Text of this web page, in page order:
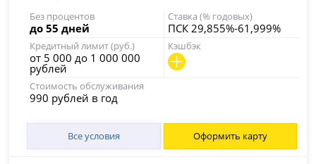
Без процентов
до 55 дней
Ставка (% годовых)
ПСК 29,855%-61,999%
Кредитный лимит (руб.)
от 5 000 до 1 000 000
рублей
Кэшбэк
Стоимость обслуживания
990 рублей в год
Все условия Оформить карту